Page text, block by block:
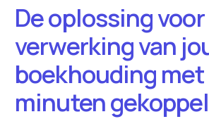
De oplossing voor
verwerking van
boekhouding met
minuten